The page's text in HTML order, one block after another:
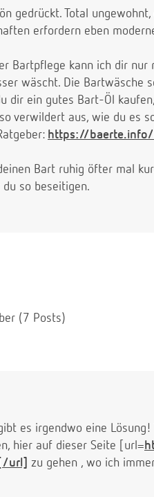
gedrückt. Total
erfordern eben
Bartpflege kann ich dir nur
wäscht. Die Bartwäsche
dir ein gutes Bart-Öl
verwildert aus, wie du es
https://
Bart ruhig öfter mal
so beseitigen.
(7 Posts)
es irgendwo eine
hier auf dieser Seite [url=
url]
zu gehen , wo ich